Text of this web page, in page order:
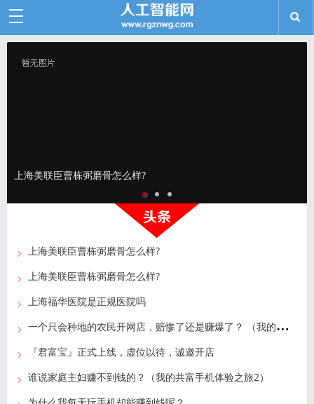
上海美联臣曹栋弼磨骨怎么样?
上海美联臣曹栋弼磨骨怎么样?
上海美联臣曹栋弼磨骨怎么样?
上海福华医院是正规医院吗
一
个只会种地的农民开网店，赔惨了还是赚爆了？ （我的共富手机体验之旅3）
『君富宝』正式上线，虚位以待，诚邀开店
谁说家庭主妇赚不到钱的？（我的共富手机体验之旅2）